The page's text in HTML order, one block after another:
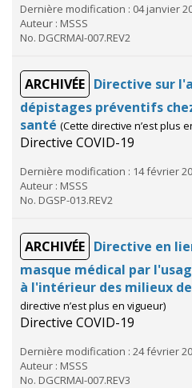
Dernière modification : 04 janvier
Auteur : MSSS
No. DGCRMAI-007.REV2
ARCHIVÉE Directive sur
dépistages préventifs
santé (Cette directive n’est plus
Directive COVID-19
Dernière modification : 14 février
Auteur : MSSS
No. DGSP-013.REV2
ARCHIVÉE Directive en
masque médical par
à l'intérieur des milieux
directive n’est plus en vigueur)
Directive COVID-19
Dernière modification : 24 février
Auteur : MSSS
No. DGCRMAI-007.REV3